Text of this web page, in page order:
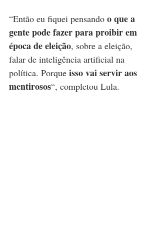
“Então eu fiquei pensando o que a
gente pode fazer para proibir em
época de eleição, sobre a eleição,
falar de inteligência artificial na
política. Porque isso vai servir aos
mentirosos“, completou Lula.